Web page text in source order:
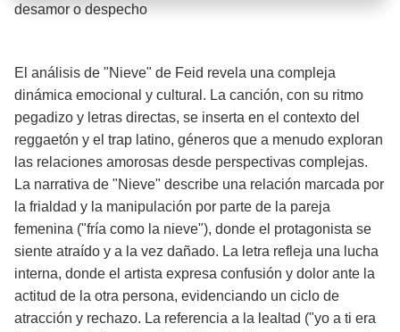
Barra de progreso de la reproducción
desamor o despecho
El análisis de "Nieve" de Feid revela una compleja
dinámica emocional y cultural. La canción, con su ritmo
pegadizo y letras directas, se inserta en el contexto del
reggaetón y el trap latino, géneros que a menudo exploran
las relaciones amorosas desde perspectivas complejas.
La narrativa de "Nieve" describe una relación marcada por
la frialdad y la manipulación por parte de la pareja
femenina ("fría como la nieve"), donde el protagonista se
siente atraído y a la vez dañado. La letra refleja una lucha
interna, donde el artista expresa confusión y dolor ante la
actitud de la otra persona, evidenciando un ciclo de
atracción y rechazo. La referencia a la lealtad ("yo a ti era